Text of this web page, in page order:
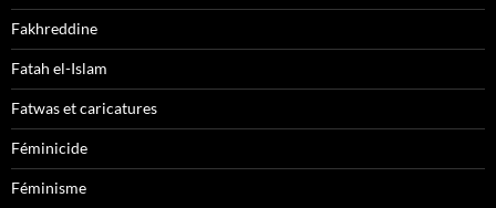
Fakhreddine
Fatah el-Islam
Fatwas et caricatures
Féminicide
Féminisme